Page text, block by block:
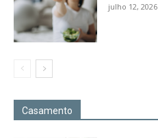
julho 12, 2026
Casamento